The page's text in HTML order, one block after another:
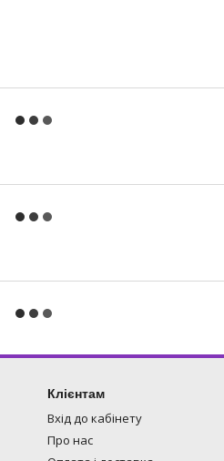
Клієнтам
Вхід до кабінету
Про нас